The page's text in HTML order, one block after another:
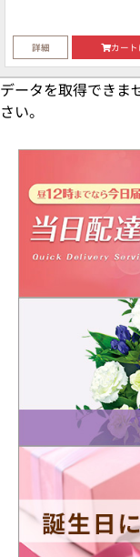
詳細 カー
データを取得できま
さい。